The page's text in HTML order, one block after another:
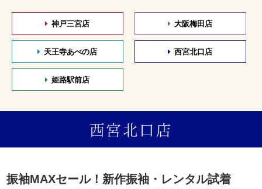
神戸三宮店 大阪梅田店
天王寺あべの店 西宮北口店
姫路駅前店
西宮北口店
振袖MAXセール！新作振袖・レンタル試着